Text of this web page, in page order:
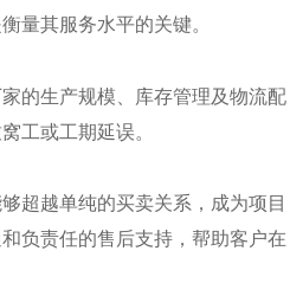
量其服务水平的关键。
的生产规模、库存管理及物流配
工或工期延误。
超越单纯的买卖关系，成为项目
负责任的售后支持，帮助客户在